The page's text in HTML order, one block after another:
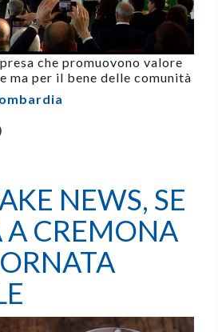
che promuovono valore
ma per il bene delle comunità
NEWS, SE
A CREMONA